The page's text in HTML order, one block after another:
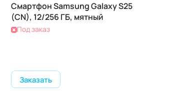
Смартфон Samsung Galaxy S25
(CN), 12/256 ГБ, мятный
Под заказ
Заказать